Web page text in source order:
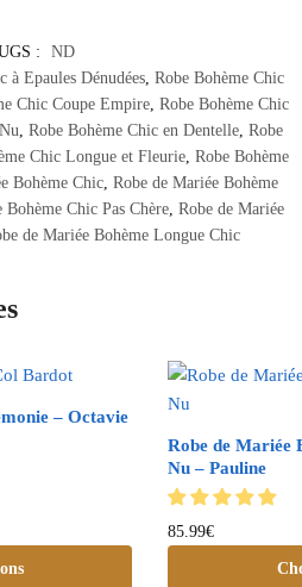
:
ND
à Epaules Dénudées Robe Bohème Chic
Chic Coupe Empire Robe Bohème Chic
Robe Bohème Chic en Dentelle, Robe
Chic Longue et Fleurie, Robe Bohème
Bohème Chic, Robe de Mariée Bohème
Bohème Chic Pas Chère, Robe de Mariée
de Mariée Bohème Longue Chic
– Octavie
Robe de Mariée
Nu – Pauline
85.99€